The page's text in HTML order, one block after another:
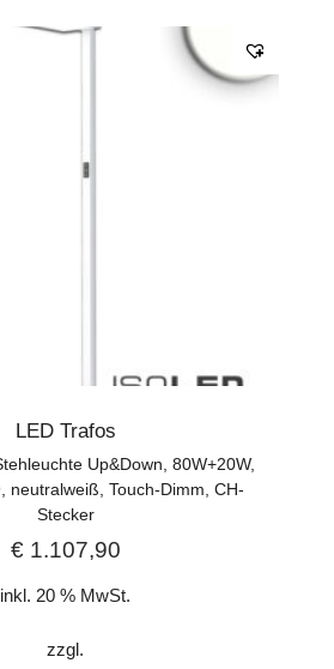
LED Trafos
Up&Down, 80W+20W,
neutralweiß, Touch-Dimm, CH-
Stecker
€1.107,90
inkl. 20 % MwSt.
zzgl.